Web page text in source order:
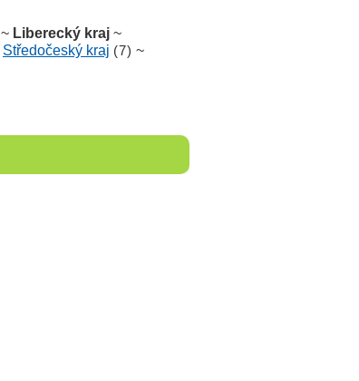
~ Liberecký kraj ~
Středočeský kraj (7) ~